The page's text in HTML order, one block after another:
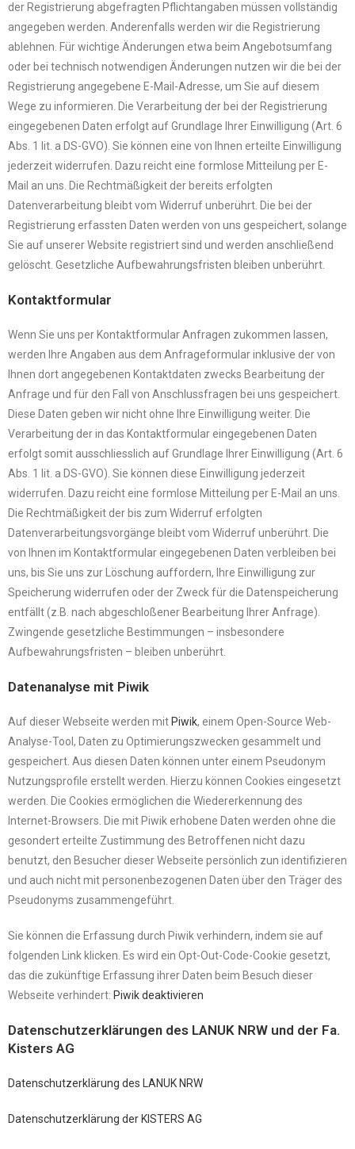
der Registrierung abgefragten Pflichtangaben müssen vollständig
angegeben werden. Anderenfalls werden wir die Registrierung
ablehnen. Für wichtige Änderungen etwa beim Angebotsumfang
oder bei technisch notwendigen Änderungen nutzen wir die bei der
Registrierung angegebene E-Mail-Adresse, um Sie auf diesem
Wege zu informieren. Die Verarbeitung der bei der Registrierung
eingegebenen Daten erfolgt auf Grundlage Ihrer Einwilligung (Art. 6
Abs. 1 lit. a DS-GVO). Sie können eine von Ihnen erteilte Einwilligung
jederzeit widerrufen. Dazu reicht eine formlose Mitteilung per E-
Mail an uns. Die Rechtmäßigkeit der bereits erfolgten
Datenverarbeitung bleibt vom Widerruf unberührt. Die bei der
Registrierung erfassten Daten werden von uns gespeichert, solange
Sie auf unserer Website registriert sind und werden anschließend
gelöscht. Gesetzliche Aufbewahrungsfristen bleiben unberührt.
Kontaktformular
Wenn Sie uns per Kontaktformular Anfragen zukommen lassen,
werden Ihre Angaben aus dem Anfrageformular inklusive der von
Ihnen dort angegebenen Kontaktdaten zwecks Bearbeitung der
Anfrage und für den Fall von Anschlussfragen bei uns gespeichert.
Diese Daten geben wir nicht ohne Ihre Einwilligung weiter. Die
Verarbeitung der in das Kontaktformular eingegebenen Daten
erfolgt somit ausschliesslich auf Grundlage Ihrer Einwilligung (Art. 6
Abs. 1 lit. a DS-GVO). Sie können diese Einwilligung jederzeit
widerrufen. Dazu reicht eine formlose Mitteilung per E-Mail an uns.
Die Rechtmäßigkeit der bis zum Widerruf erfolgten
Datenverarbeitungsvorgänge bleibt vom Widerruf unberührt. Die
von Ihnen im Kontaktformular eingegebenen Daten verbleiben bei
uns, bis Sie uns zur Löschung auffordern, Ihre Einwilligung zur
Speicherung widerrufen oder der Zweck für die Datenspeicherung
entfällt (z.B. nach abgeschloßener Bearbeitung Ihrer Anfrage).
Zwingende gesetzliche Bestimmungen – insbesondere
Aufbewahrungsfristen – bleiben unberührt.
Datenanalyse mit Piwik
Auf dieser Webseite werden mit Piwik, einem Open-Source Web-
Analyse-Tool, Daten zu Optimierungszwecken gesammelt und
gespeichert. Aus diesen Daten können unter einem Pseudonym
Nutzungsprofile erstellt werden. Hierzu können Cookies eingesetzt
werden. Die Cookies ermöglichen die Wiedererkennung des
Internet-Browsers. Die mit Piwik erhobene Daten werden ohne die
gesondert erteilte Zustimmung des Betroffenen nicht dazu
benutzt, den Besucher dieser Webseite persönlich zun identifizieren
und auch nicht mit personenbezogenen Daten über den Träger des
Pseudonyms zusammengeführt.
Sie können die Erfassung durch Piwik verhindern, indem sie auf
folgenden Link klicken. Es wird ein Opt-Out-Code-Cookie gesetzt,
das die zukünftige Erfassung ihrer Daten beim Besuch dieser
Webseite verhindert: Piwik deaktivieren
Datenschutzerklärungen des LANUK NRW und der Fa.
Kisters AG
Datenschutzerklärung des LANUK NRW
Datenschutzerklärung der KISTERS AG